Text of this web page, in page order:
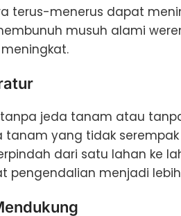
terus-menerus dapat
musuh alami
jeda tanam atau
tanam yang tidak
dari satu lahan ke
pengendalian menjadi